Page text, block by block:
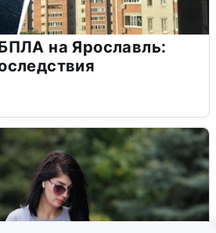
на Ярославль: